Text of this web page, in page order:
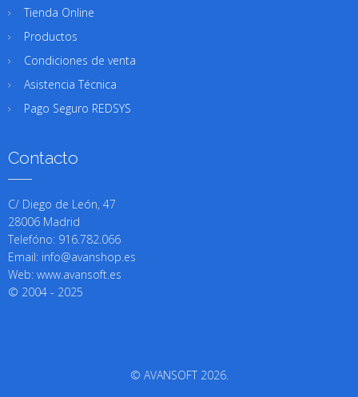
Tienda Online
Productos
Condiciones de venta
Asistencia Técnica
Pago Seguro REDSYS
Contacto
C/ Diego de León, 47
28006 Madrid
Telefóno: 916.782.066
Email: info@avanshop.es
Web: www.avansoft.es
© 2004 - 2025
© AVANSOFT 2026.